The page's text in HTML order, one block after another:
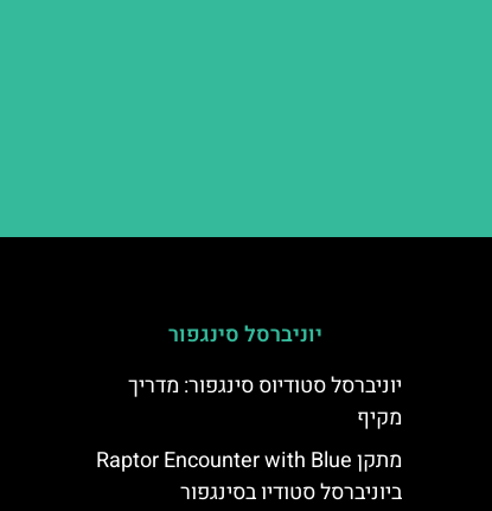
יוניברסל סינגפור
יוניברסל סטודיוס סינגפור: מדריך
מקיף
מתקן Raptor Encounter with Blue
ביוניברסל סטודיו בסינגפור